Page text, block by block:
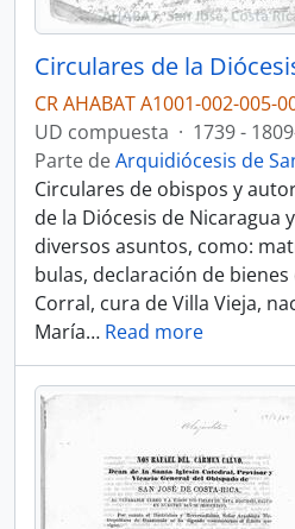
CR AHABAT A1001-002-005-
UD compuesta · 1739 -
Parte deArquidiócesis de
Circulares de obispos y
de la Diócesis de Nicaragua
diversos asuntos, como:
bulas, declaración de bienes
Corral, cura de Villa Vieja,
María… Read more